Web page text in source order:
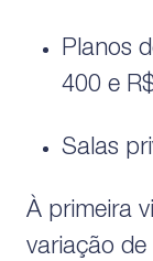
Planos
400 e
Salas
À primeira
variação